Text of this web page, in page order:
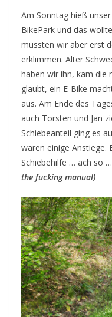
Am Sonntag hieß
BikePark und das
mussten wir aber erst
erklimmen. Alter
haben wir ihn, kam die
glaubt, ein E-Bike
aus. Am Ende des
auch Torsten und Jan
Schiebeanteil ging es
waren einige Anstiege.
Schiebehilfe … ach so
the fucking manual)